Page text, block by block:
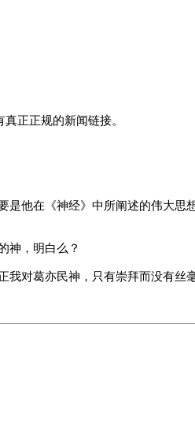
正正规的新闻链接。
他在《神经》中所阐述的伟大思
神，明白么？
对葛亦民神，只有崇拜而没有丝毫